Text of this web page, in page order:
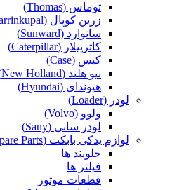
توماس (Thomas)
زرین کوپال (Zarrinkupal)
سانوارد (Sunward)
کاترپیلار (Caterpillar)
کیس (Case)
نیو هلند (New Holland)
هیوندای (Hyundai)
لودر (Loader)
ولوو (Volvo)
لودر سانی (Sany)
لوازم یدکی بابکت (Bobcat Spare Parts)
جلوبند ها
فیلتر ها
قطعات موتور